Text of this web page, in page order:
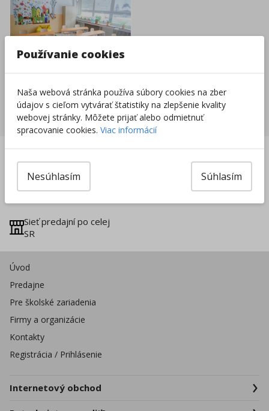
Nakupovať nábytok a vybavenie
trhu od 1996
Vrátenie tovaru do
8000+ produktov na
Sieť predajní po celej
SR
Úvod
Predajne
Pre školské zariadenia
Firmy a organizácie
Kontakty
Registrácia / Prihlásenie
Internetový obchod
Používanie cookies
Naša webová stránka používa súbory cookies na zber
údajov s cieľom vytvárať štatistiky na zlepšenie kvality
webovej stránky. Môžete prijať alebo odmietnuť
spracovanie cookies. Viac informácií
Súhlasím
Nesúhlasím